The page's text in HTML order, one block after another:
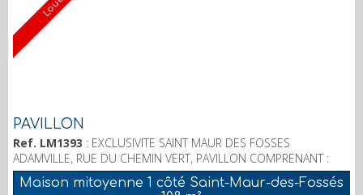
Loué
PAVILLON
Ref. LM1393 : EXCLUSIVITE SAINT MAUR DES FOSSES
ADAMVILLE, RUE DU CHEMIN VERT, PAVILLON COMPRENANT :
ENTREE, SEJOUR, CHAMBRE/BUREAU, CUISINE AMENAGEE, SALLE
D'EAU, WC. A L'ETAGE : 3 CHAMBRES, SALLE DE BAINS, WC. A
Maison mitoyenne 1 côté Saint-Maur-des-Fossés